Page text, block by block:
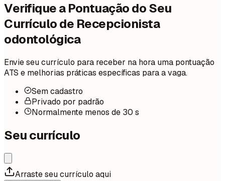
Verifique a Pontuação do Seu
Currículo de Recepcionista
odontológica
Envie seu currículo para receber na hora uma pontuação
ATS e melhorias práticas específicas para a vaga.
Sem cadastro
Privado por padrão
Normalmente menos de 30 s
Seu currículo
Arraste seu currículo aqui